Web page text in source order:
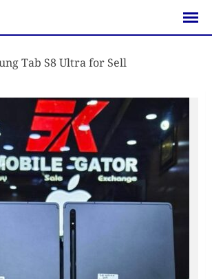
Tab S8 Ultra for Sell